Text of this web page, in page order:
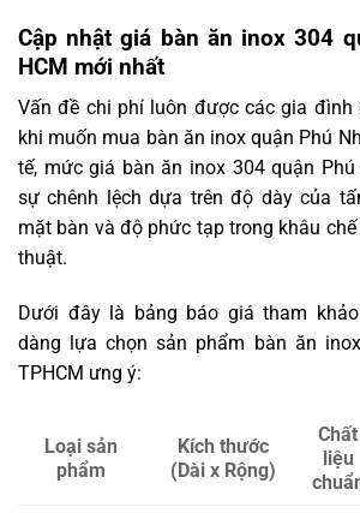
Cập nhật giá bàn ăn inox 304
HCM mới nhất
Vấn đề chi phí luôn được các gia đình
khi muốn mua bàn ăn inox quận Phú
tế, mức giá bàn ăn inox 304 quận Phú
sự chênh lệch dựa trên độ dày của
mặt bàn và độ phức tạp trong khâu
thuật.
Dưới đây là bảng báo giá tham
dàng lựa chọn sản phẩm bàn ăn
TPHCM ưng ý:
Loại sản
phẩm
Kích thước
(Dài x Rộng)
Chất
liệu